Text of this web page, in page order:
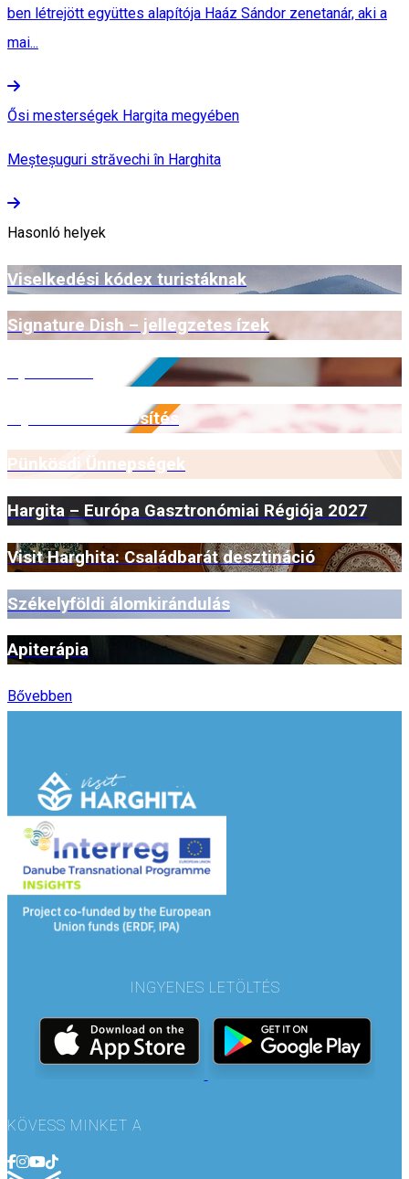
ben létrejött együttes alapítója Haáz Sándor zenetanár, aki a
mai...
Ősi mesterségek Hargita megyében
Meșteșuguri străvechi în Harghita
Hasonló helyek
Viselkedési kódex turistáknak
Signature Dish – jellegzetes ízek
Myrmidone minősítés
Pünkösdi Ünnepségek
Hargita – Európa Gasztronómiai Régiója 2027
Visit Harghita: Családbarát desztináció
Székelyföldi álomkirándulás
Apiterápia
Bővebben
INGYENES LETÖLTÉS
KÖVESS MINKET A